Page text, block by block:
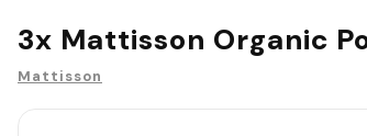
3x Mattisson Organic
Mattisson